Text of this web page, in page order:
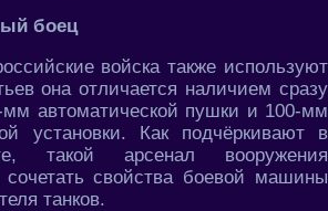
боец
войска также используют
она отличается наличием сразу
автоматической пушки и 100-мм
установки. Как подчёркивают в
такой арсенал вооружения
свойства боевой машины
танков.